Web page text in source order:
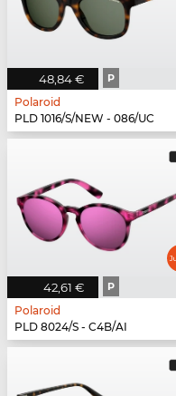
48,84 € P
Polaroid
PLD 1016/S/NEW - 086/UC
42,61 € P
Polaroid
PLD 8024/S - C4B/AI